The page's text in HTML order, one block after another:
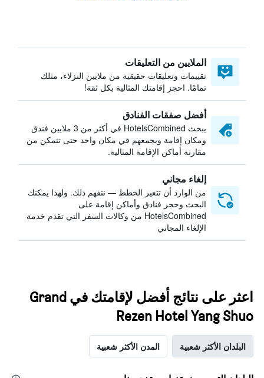
الملايين من التعليقات
تقييمات وتعليقات حقيقية من ملايين النزلاء، مثلك
تمامًا. احجز إقامتك المثالية بكل ثقة!
أفضل صفقات الفنادق
يبحث HotelsCombined في أكثر من 3 ملايين فندق
ومكان إقامة ويجمعهم في مكان واحد حتى تتمكن من
مقارنة أماكن الإقامة المثالية.
إلغاء مجاني
من الوارد أن تتغير الخطط — نتفهم ذلك. ولهذا يمكنك
البحث وحجز فنادق وأماكن إقامة على
HotelsCombined من وكالات السفر التي تقدم خدمة
الإلغاء المجاني
اعثر على نتائج أفضل لإقامتك في Grand
Rezen Hotel Yang Shuo
البلدان الأكثر شعبية المدن الأكثر شعبية